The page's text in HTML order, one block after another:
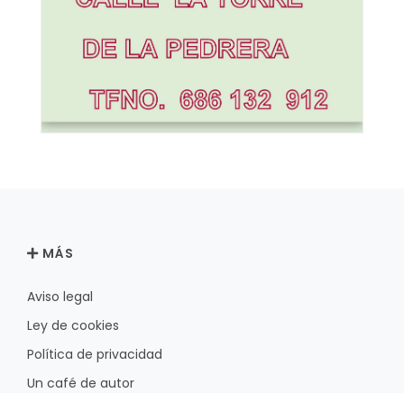
MÁS
Aviso legal
Ley de cookies
Política de privacidad
Un café de autor